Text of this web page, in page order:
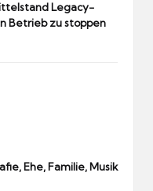
Legacy-
Betrieb zu stoppen
Ehe, Familie, Musik